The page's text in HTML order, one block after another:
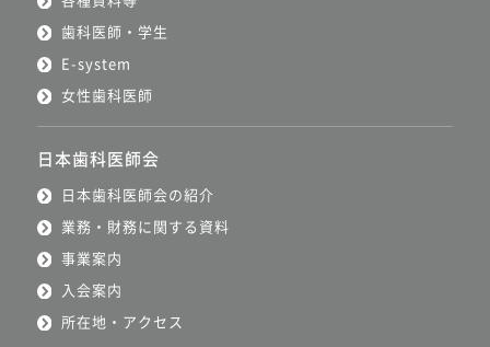
歯科医師・学生
E-system
女性歯科医師
日本歯科医師会
日本歯科医師会の紹介
業務・財務に関する資料
事業案内
入会案内
所在地・アクセス